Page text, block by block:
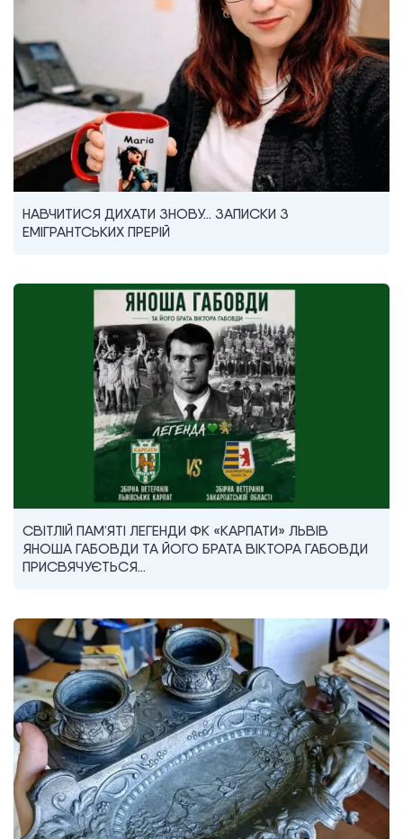
НАВЧИТИСЯ ДИХАТИ ЗНОВУ… ЗАПИСКИ З
ЕМІГРАНТСЬКИХ ПРЕРІЙ
СВІТЛІЙ ПАМ’ЯТІ ЛЕГЕНДИ ФК «КАРПАТИ» ЛЬВІВ
ЯНОША ГАБОВДИ ТА ЙОГО БРАТА ВІКТОРА ГАБОВДИ
ПРИСВЯЧУЄТЬСЯ…